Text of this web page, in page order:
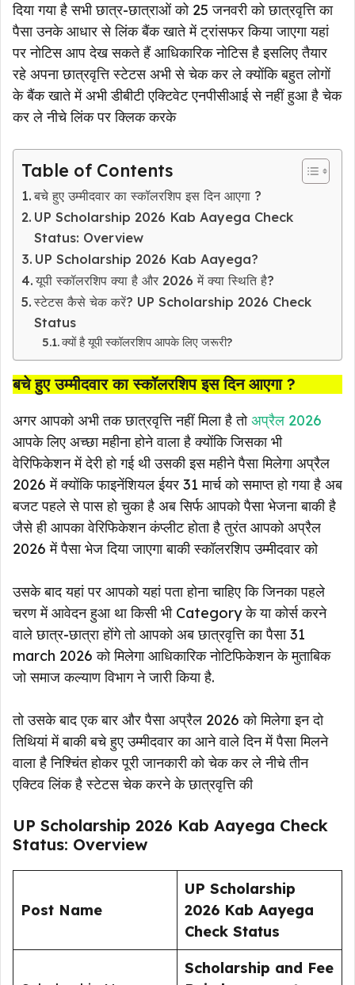
दिया गया है सभी छात्र-छात्राओं को 25 जनवरी को छात्रवृत्ति का
पैसा उनके आधार से लिंक बैंक खाते में ट्रांसफर किया जाएगा यहां
पर नोटिस आप देख सकते हैं आधिकारिक नोटिस है इसलिए तैयार
रहे अपना छात्रवृत्ति स्टेटस अभी से चेक कर ले क्योंकि बहुत लोगों
के बैंक खाते में अभी डीबीटी एक्टिवेट एनपीसीआई से नहीं हुआ है चेक
कर ले नीचे लिंक पर क्लिक करके
Table of Contents
बचे हुए उम्मीदवार का स्कॉलरशिप इस दिन आएगा ?
UP Scholarship 2026 Kab Aayega Check
Status: Overview
UP Scholarship 2026 Kab Aayega?
यूपी स्कॉलरशिप क्या है और 2026 में क्या स्थिति है?
स्टेटस कैसे चेक करें? UP Scholarship 2026 Check
Status
क्यों है यूपी स्कॉलरशिप आपके लिए जरूरी?
बचे हुए उम्मीदवार का स्कॉलरशिप इस दिन आएगा ?
अगर आपको अभी तक छात्रवृत्ति नहीं मिला है तोअप्रैल 2026
आपके लिए अच्छा महीना होने वाला है क्योंकि जिसका भी
वेरिफिकेशन में देरी हो गई थी उसकी इस महीने पैसा मिलेगा अप्रैल
2026 में क्योंकि फाइनेंशियल ईयर 31 मार्च को समाप्त हो गया है अब
बजट पहले से पास हो चुका है अब सिर्फ आपको पैसा भेजना बाकी है
जैसे ही आपका वेरिफिकेशन कंप्लीट होता है तुरंत आपको अप्रैल
2026 में पैसा भेज दिया जाएगा बाकी स्कॉलरशिप उम्मीदवार को
उसके बाद यहां पर आपको यहां पता होना चाहिए कि जिनका पहले
चरण में आवेदन हुआ था किसी भी Category के या कोर्स करने
वाले छात्र-छात्रा होंगे तो आपको अब छात्रवृत्ति का पैसा 31
march 2026 को मिलेगा आधिकारिक नोटिफिकेशन के मुताबिक
जो समाज कल्याण विभाग ने जारी किया है.
तो उसके बाद एक बार और पैसा अप्रैल 2026 को मिलेगा इन दो
तिथियां में बाकी बचे हुए उम्मीदवार का आने वाले दिन में पैसा मिलने
वाला है निश्चिंत होकर पूरी जानकारी को चेक कर ले नीचे तीन
एक्टिव लिंक है स्टेटस चेक करने के छात्रवृत्ति की
UP Scholarship 2026 Kab Aayega Check
Status: Overview
Post Name
UP Scholarship
2026 Kab Aayega
Check Status
Scholarship and Fee